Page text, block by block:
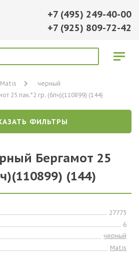
+7 (495) 249-40-00
+7 (925) 809-72-42
Matis
черный
25 пак.*2 гр. (6пч)(110899) (144)
ФИЛЬТРЫ
Бергамот 25
(144)
27773
6
черный
Matis